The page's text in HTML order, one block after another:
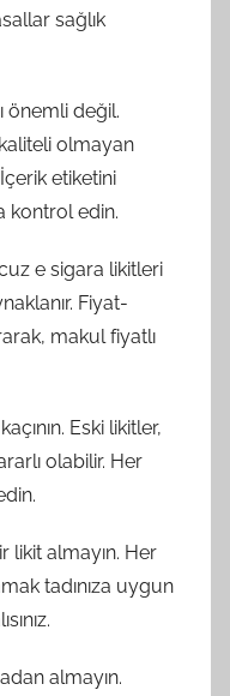
sağlık
önemli değil.
olmayan
etiketini
kontrol edin.
e sigara likitleri
Fiyat-
makul fiyatlı
Eski likitler,
olabilir. Her
likit almayın. Her
tadınıza uygun
almayın.